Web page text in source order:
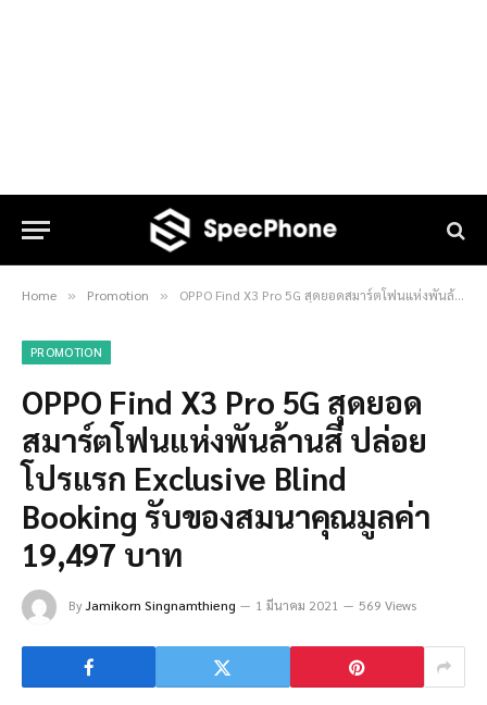
Home » Promotion » OPPO Find X3 Pro 5G สุดยอดสมาร์ตโฟนแห่งพันล้านสี ปล่อยโปรแรก Exclusive Blind Booking รับของสมนาคุณมูลค่า 19,497 บาท
PROMOTION
OPPO Find X3 Pro 5G สุดยอด
สมาร์ตโฟนแห่งพันล้านสี ปล่อย
โปรแรก Exclusive Blind
Booking รับของสมนาคุณมูลค่า
19,497 บาท
ByJamikorn Singnamthieng 1 มีนาคม 2021 569 Views